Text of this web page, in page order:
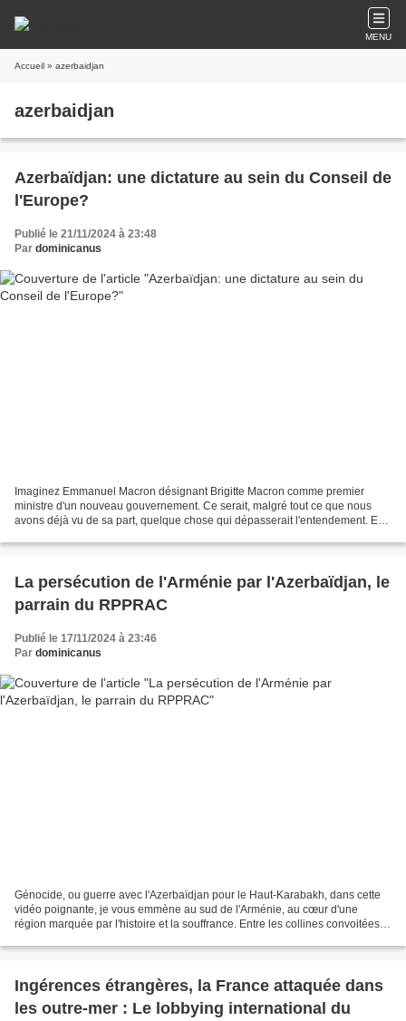
MENU
Accueil » azerbaidjan
azerbaidjan
Azerbaïdjan: une dictature au sein du Conseil de
l'Europe?
Publié le 21/11/2024 à 23:48
Par dominicanus
Imaginez Emmanuel Macron désignant Brigitte Macron comme premier
ministre d'un nouveau gouvernement. Ce serait, malgré tout ce que nous
avons déjà vu de sa part, quelque chose qui dépasserait l'entendement. Eh
La persécution de l'Arménie par l'Azerbaïdjan, le
parrain du RPPRAC
Publié le 17/11/2024 à 23:46
Par dominicanus
Génocide, ou guerre avec l'Azerbaïdjan pour le Haut-Karabakh, dans cette
vidéo poignante, je vous emmène au sud de l'Arménie, au cœur d'une
région marquée par l'histoire et la souffrance. Entre les collines convoitées
Ingérences étrangères, la France attaquée dans
les outre-mer : Le lobbying international du